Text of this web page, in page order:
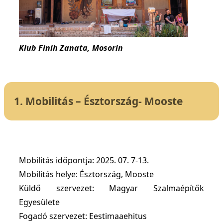
Klub Finih Zanata, Mosorin
1. Mobilitás – Észtország- Mooste
Mobilitás időpontja: 2025. 07. 7-13.
Mobilitás helye: Észtország, Mooste
Küldő szervezet: Magyar Szalmaépítők
Egyesülete
Fogadó szervezet: Eestimaaehitus